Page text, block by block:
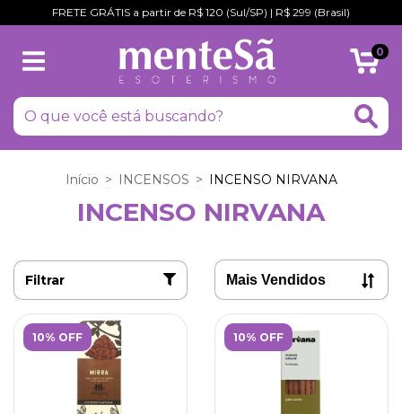
FRETE GRÁTIS a partir de R$ 120 (Sul/SP) | R$ 299 (Brasil)
0
Início > INCENSOS > INCENSO NIRVANA
INCENSO NIRVANA
Filtrar
10% OFF 10% OFF